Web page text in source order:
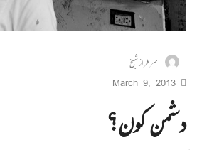
سرفراز شیخ
March 9, 2013
دشمن کون؟